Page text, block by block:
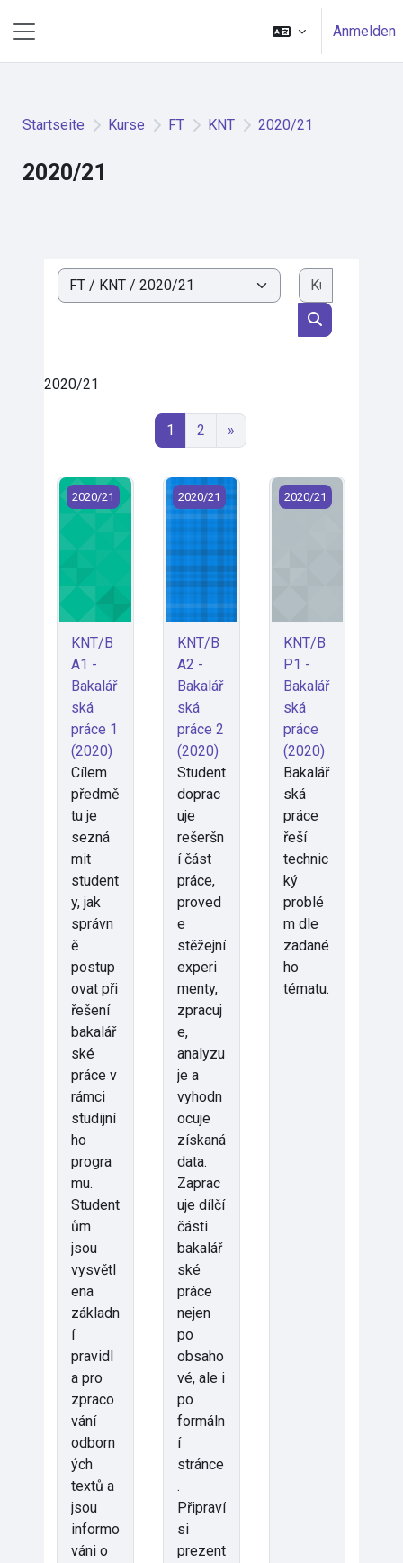
Anmelden
Startseite Kurse FT KNT 2020/21
2020/21
Kursbereiche
Kurse suchen
2020/21
1 Seite 1
2 Seite 2
»
KNT/BA1 - Bakalářská práce 1 (2020)
2020/21
KNT/B
A1 -
Bakalář
ská
práce 1
(2020)
Cílem
předmě
tu je
sezná
mit
student
y, jak
správn
ě
postup
ovat při
řešení
bakalář
ské
práce v
rámci
studijní
ho
progra
mu.
Student
ům
jsou
vysvětl
ena
základn
í
pravidl
a pro
zpraco
vání
odborn
ých
textů a
jsou
informo
váni o
KNT/BA2 - Bakalářská práce 2
2020/21
KNT/B
A2 -
Bakalář
ská
práce 2
(2020)
Student
doprac
uje
rešeršn
í část
práce,
proved
e
stěžejní
experi
menty,
zpracuj
e,
analyzu
je a
vyhodn
ocuje
získaná
data.
Zaprac
uje dílčí
části
bakalář
ské
práce
nejen
po
obsaho
vé, ale i
po
formáln
í
stránce
.
Připraví
si
prezent
KNT/BP1 -
2020/21
KNT/B
P1 -
Bakalář
ská
práce
(2020)
Bakalář
ská
práce
řeší
technic
ký
problé
m dle
zadané
ho
tématu.